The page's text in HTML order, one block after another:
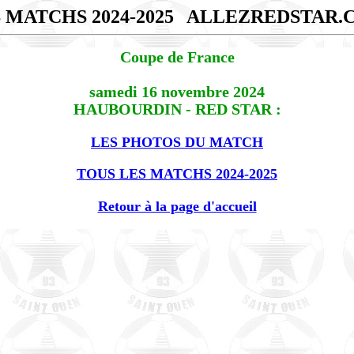
MATCHS 2024-2025
Coupe de France
samedi 16 novembre 2024
HAUBOURDIN - RED STAR :
LES PHOTOS DU MATCH
TOUS LES MATCHS 2024-2025
Retour à la page d'accueil